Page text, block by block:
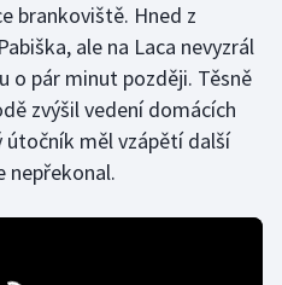
brankoviště. Hned z
ale na Laca nevyzrál
o pár minut později. Těsně
zvýšil vedení domácích
útočník měl vzápětí další
nepřekonal.